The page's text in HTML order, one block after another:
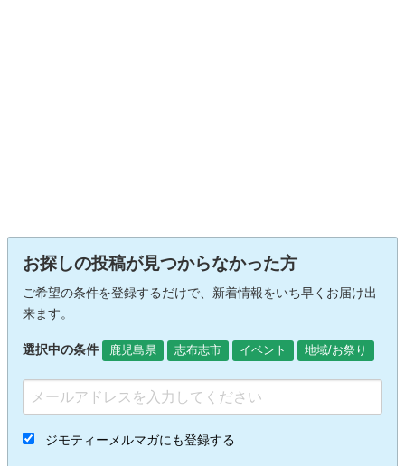
お探しの投稿が見つからなかった方
ご希望の条件を登録するだけで、新着情報をいち早くお届け出
来ます。
選択中の条件 鹿児島県 志布志市 イベント 地域/お祭り
ジモティーメルマガにも登録する